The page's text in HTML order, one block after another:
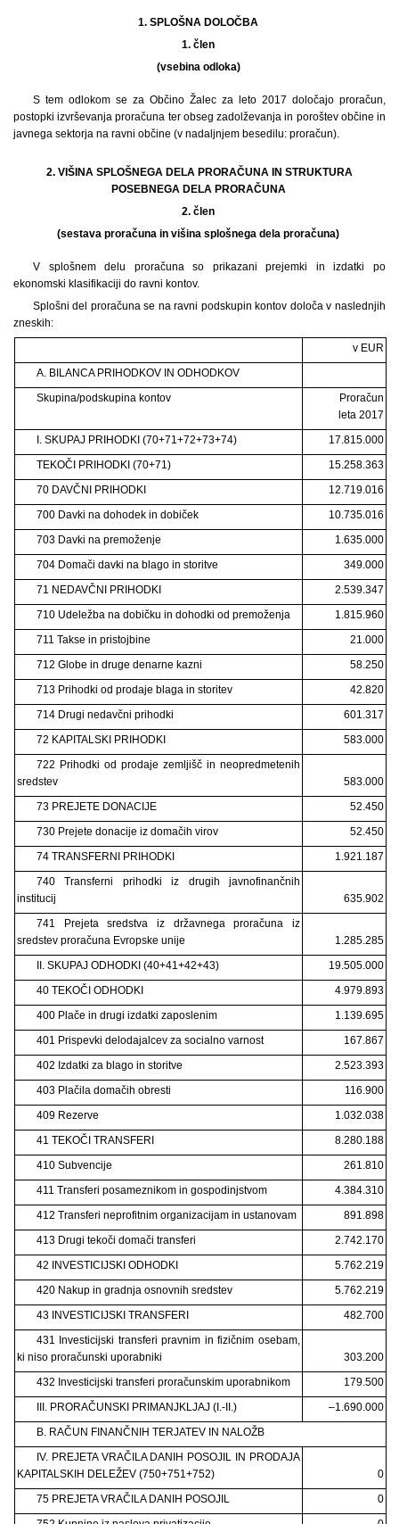
1. SPLOŠNA DOLOČBA
1. člen
(vsebina odloka)
S tem odlokom se za Občino Žalec za leto 2017 določajo proračun,
postopki izvrševanja proračuna ter obseg zadolževanja in poroštev občine in
javnega sektorja na ravni občine (v nadaljnjem besedilu: proračun).
2. VIŠINA SPLOŠNEGA DELA PRORAČUNA IN STRUKTURA
POSEBNEGA DELA PRORAČUNA
2. člen
(sestava proračuna in višina splošnega dela proračuna)
V splošnem delu proračuna so prikazani prejemki in izdatki po
ekonomski klasifikaciji do ravni kontov.
Splošni del proračuna se na ravni podskupin kontov določa v naslednjih
zneskih:
v EUR
A. BILANCA PRIHODKOV IN ODHODKOV
Skupina/podskupina kontov
Proračun
leta 2017
I. SKUPAJ PRIHODKI (70+71+72+73+74)
17.815.000
TEKOČI PRIHODKI (70+71)
15.258.363
70 DAVČNI PRIHODKI
12.719.016
700 Davki na dohodek in dobiček
10.735.016
703 Davki na premoženje
1.635.000
704 Domači davki na blago in storitve
349.000
71 NEDAVČNI PRIHODKI
2.539.347
710 Udeležba na dobičku in dohodki od premoženja
1.815.960
711 Takse in pristojbine
21.000
712 Globe in druge denarne kazni
58.250
713 Prihodki od prodaje blaga in storitev
42.820
714 Drugi nedavčni prihodki
601.317
72 KAPITALSKI PRIHODKI
583.000
722 Prihodki od prodaje zemljišč in neopredmetenih
sredstev
583.000
73 PREJETE DONACIJE
52.450
730 Prejete donacije iz domačih virov
52.450
74 TRANSFERNI PRIHODKI
1.921.187
740 Transferni prihodki iz drugih javnofinančnih
institucij
635.902
741 Prejeta sredstva iz državnega proračuna iz
sredstev proračuna Evropske unije
1.285.285
II. SKUPAJ ODHODKI (40+41+42+43)
19.505.000
40 TEKOČI ODHODKI
4.979.893
400 Plače in drugi izdatki zaposlenim
1.139.695
401 Prispevki delodajalcev za socialno varnost
167.867
402 Izdatki za blago in storitve
2.523.393
403 Plačila domačih obresti
116.900
409 Rezerve
1.032.038
41 TEKOČI TRANSFERI
8.280.188
410 Subvencije
261.810
411 Transferi posameznikom in gospodinjstvom
4.384.310
412 Transferi neprofitnim organizacijam in ustanovam
891.898
413 Drugi tekoči domači transferi
2.742.170
42 INVESTICIJSKI ODHODKI
5.762.219
420 Nakup in gradnja osnovnih sredstev
5.762.219
43 INVESTICIJSKI TRANSFERI
482.700
431 Investicijski transferi pravnim in fizičnim osebam,
ki niso proračunski uporabniki
303.200
432 Investicijski transferi proračunskim uporabnikom
179.500
III. PRORAČUNSKI PRIMANJKLJAJ (I.-II.)
–1.690.000
B. RAČUN FINANČNIH TERJATEV IN NALOŽB
IV. PREJETA VRAČILA DANIH POSOJIL IN PRODAJA
KAPITALSKIH DELEŽEV (750+751+752)
0
75 PREJETA VRAČILA DANIH POSOJIL
0